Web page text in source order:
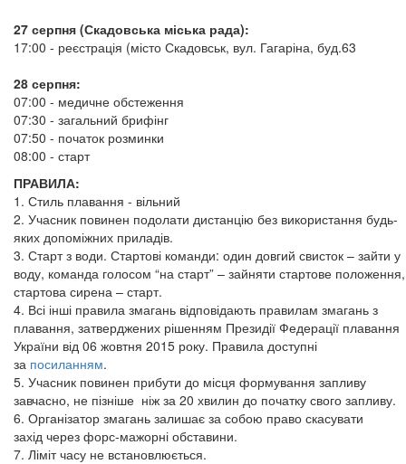
27 серпня (Скадовська міська рада):
17:00 - реєстрація (місто Скадовськ, вул. Гагаріна, буд.63
28 серпня:
07:00 - медичне обстеження
07:30 - загальний брифінг
07:50 - початок розминки
08:00 - старт
ПРАВИЛА:
1. Стиль плавання - вільний
2. Учасник повинен подолати дистанцію без використання будь-
яких допоміжних приладів.
3. Старт з води. Стартові команди: один довгий свисток – зайти у
воду, команда голосом “на старт” – зайняти стартове положення,
стартова сирена – старт.
4. Всі інші правила змагань відповідають правилам змагань з
плавання, затверджених рішенням Президії Федерації плавання
України від 06 жовтня 2015 року. Правила доступні
за посиланням.
5. Учасник повинен прибути до місця формування запливу
завчасно, не пізніше ніж за 20 хвилин до початку свого запливу.
6. Організатор змагань залишає за собою право скасувати
захід через форс-мажорні обставини.
7. Ліміт часу не встановлюється.